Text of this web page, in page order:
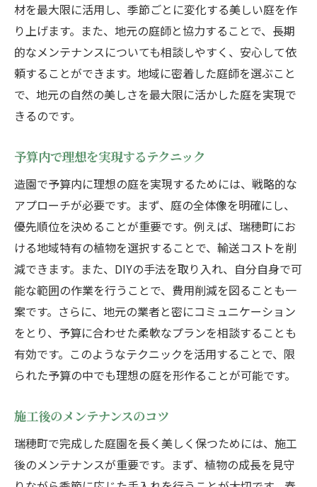
材を最大限に活用し、季節ごとに変化する美しい庭を作
り上げます。また、地元の庭師と協力することで、長期
的なメンテナンスについても相談しやすく、安心して依
頼することができます。地域に密着した庭師を選ぶこと
で、地元の自然の美しさを最大限に活かした庭を実現で
きるのです。
予算内で理想を実現するテクニック
造園で予算内に理想の庭を実現するためには、戦略的な
アプローチが必要です。まず、庭の全体像を明確にし、
優先順位を決めることが重要です。例えば、瑞穂町にお
ける地域特有の植物を選択することで、輸送コストを削
減できます。また、DIYの手法を取り入れ、自分自身で可
能な範囲の作業を行うことで、費用削減を図ることも一
案です。さらに、地元の業者と密にコミュニケーション
をとり、予算に合わせた柔軟なプランを相談することも
有効です。このようなテクニックを活用することで、限
られた予算の中でも理想の庭を形作ることが可能です。
施工後のメンテナンスのコツ
瑞穂町で完成した庭園を長く美しく保つためには、施工
後のメンテナンスが重要です。まず、植物の成長を見守